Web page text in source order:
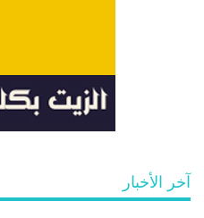
آخر الأخبار